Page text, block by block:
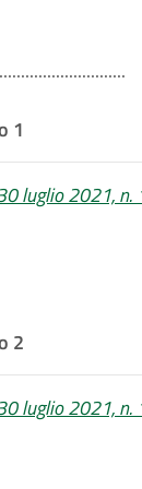
1
luglio 2021, n.
2
luglio 2021, n.